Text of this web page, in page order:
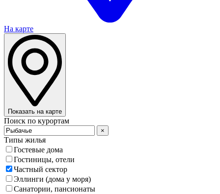
На карте
Показать на карте
Поиск по курортам
×
Типы жилья
Гостевые дома
Гостиницы, отели
Частный сектор
Эллинги (дома у моря)
Санатории, пансионаты